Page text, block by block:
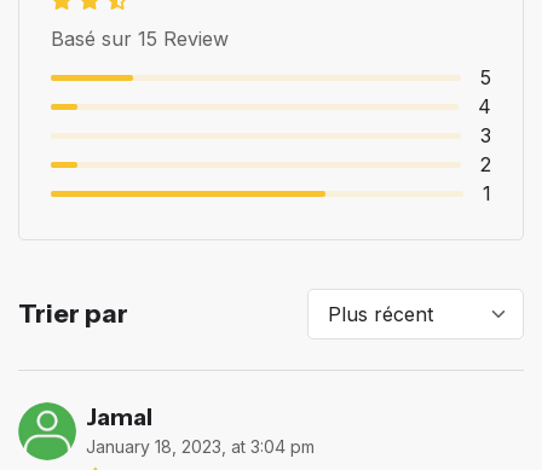
Basé sur 15 Review
5
4
3
2
1
Trier par
Jamal
January 18, 2023, at 3:04 pm